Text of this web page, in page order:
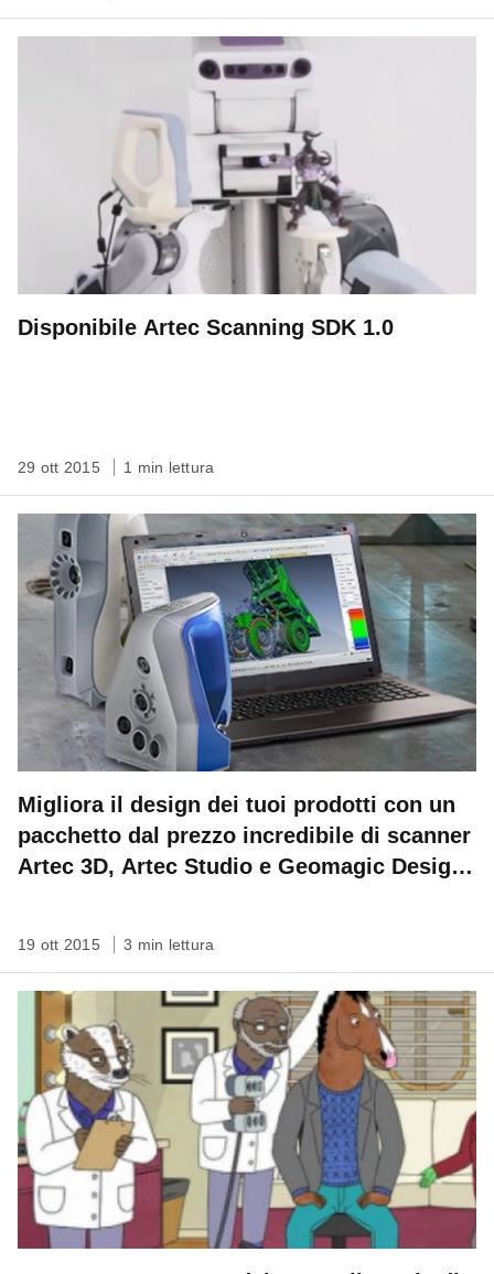
Disponibile Artec Scanning SDK 1.0
29 ott 2015 1 min lettura
Migliora il design dei tuoi prodotti con un
pacchetto dal prezzo incredibile di scanner
Artec 3D, Artec Studio e Geomagic Design
19 ott 2015 3 min lettura